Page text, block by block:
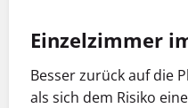
Einzelzimmer
Besser zurück auf die
als sich dem Risiko